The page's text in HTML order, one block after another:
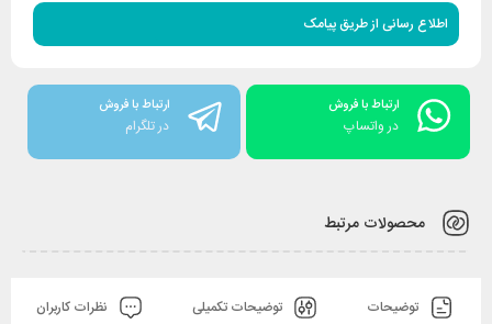
اطلاع رسانی از طریق پیامک
ارتباط با فروش
در واتساپ
ارتباط با فروش
در تلگرام
محصولات مرتبط
توضیحات توضیحات تکمیلی نظرات کاربران